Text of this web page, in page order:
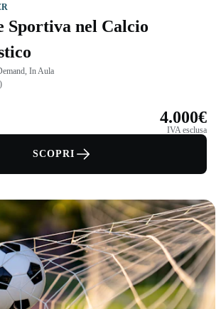
Sportiva nel Calcio
In Aula
4.000€
IVA esclusa
SCOPRI